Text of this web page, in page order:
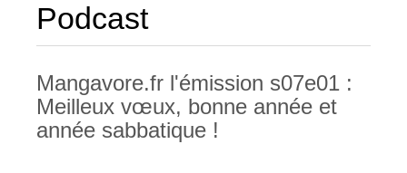
Podcast
Mangavore.fr l'émission s07e01 :
Meilleux vœux, bonne année et
année sabbatique !